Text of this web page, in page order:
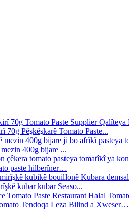
70g Pêşkêşkarê Tomato Paste...
400g bijare ...
paste hilberîner…
kubar kubar Seaso...
Tendoqa Leza Bilind a Xweser…